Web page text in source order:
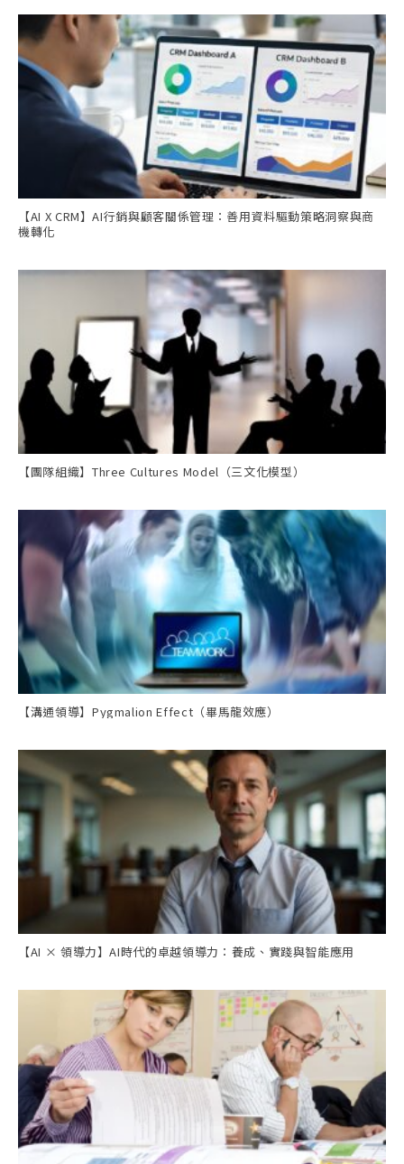
【AI X CRM】AI行銷與顧客關係管理：善用資料驅動策略洞察與商
機轉化
【團隊組織】Three Cultures Model（三文化模型）
【溝通領導】Pygmalion Effect（畢馬龍效應）
【AI × 領導力】AI時代的卓越領導力：養成、實踐與智能應用